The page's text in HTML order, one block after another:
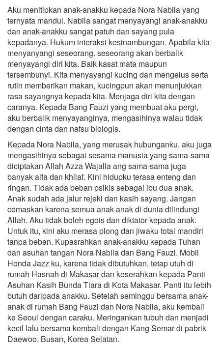
Aku menitipkan anak-anakku kepada Nora Nabila yang
ternyata mandul. Nabila sangat menyayangi anak-anakku
dan anak-anakku sangat patuh dan sayang pula
kepadanya. Hukum interaksi kesinambungan. Apabila kita
menyanyangi seseorang. seseorang akan berbalik
menyayangi diri kita. Baik kasat mata maupun
tersembunyi. Kita menyayangi kucing dan mengelus serta
rutin memberikan makan, kucingpun akan menunjukkan
rasa sayangnya kepada kita. Menjaga diri kita dengan
caranya. Kepada Bang Fauzi yang membuat aku pergi,
aku berbalik menyayanginya, mengasihinya walau tidak
dengan cinta dan nafsu biologis.
Kepada Nora Nabila, yang merusak hubunganku, aku juga
mengasihinya sebagai sesama manusia yang sama-sama
diciptakan Allah Azza Wajalla ang sama-sama juga
banyak alfa dan khilaf. Kini hidupku terasa enteng dan
ringan. Tidak ada beban psikis sebagai ibu dua anak.
Anak sudah ada jalur rejeki dan kasih sayang. Jangan
cemaskan karena semua anak-anak di dunia dilindungi
Allah. Aku tidak boleh egois dan diktator kepada anak.
Untuk itu, kini aku merasa plong dan jiwaku total mandiri
tanpa beban. Kupasrahkan anak-anakku kepada Tuhan
dan asuhan tangan Nora Nabila dan Bang Fauzi. Mobil
Honda Jazz ku, karena tidak dibutuhkan, tetap utuh di
rumah Hasnah di Makasar dan keserahkan kepada Panti
Asuhan Kasih Bunda Tiara di Kota Makasar. Panti itu lebih
butuh daripada anakku. Setelah seminggu bersama anak-
anak di rumah Bang Fauzi dan Nora Nabila, aku kembali
ke Seoul dengan caraku. Meringankan tubuh dan menjadi
kecil lalu bersama kembali dengan Kang Semar di pabrik
Daewoo, Busan, Korea Selatan.